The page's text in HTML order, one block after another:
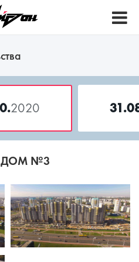
2020
ДОМ №3